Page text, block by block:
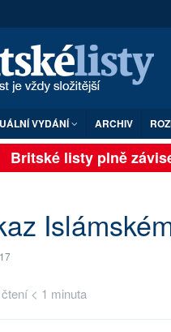
VYDÁNÍ ARCHIV
Britské listy plně
< 1 minuta